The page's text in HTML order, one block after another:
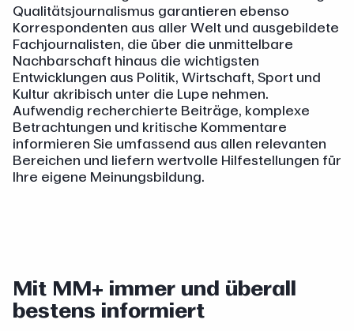
Qualitätsjournalismus garantieren ebenso
Korrespondenten aus aller Welt und ausgebildete
Fachjournalisten, die über die unmittelbare
Nachbarschaft hinaus die wichtigsten
Entwicklungen aus Politik, Wirtschaft, Sport und
Kultur akribisch unter die Lupe nehmen.
Aufwendig recherchierte Beiträge, komplexe
Betrachtungen und kritische Kommentare
informieren Sie umfassend aus allen relevanten
Bereichen und liefern wertvolle Hilfestellungen für
Ihre eigene Meinungsbildung.
Mit MM+ immer und überall
bestens informiert